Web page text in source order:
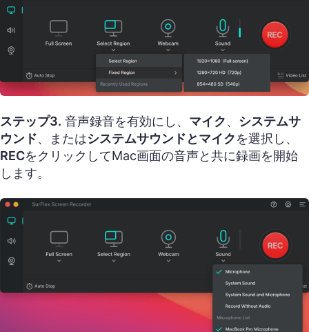
ステップ3. 音声録音を有効にし、 マイク、 システムサ
ウンド、またはシステムサウンドとマイクを選択し、
RECをクリックしてMac画面の音声と共に録画を開始
します。